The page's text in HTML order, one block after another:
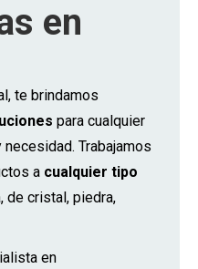
en
te brindamos
para cualquier
Trabajamos
a cualquier tipo
de cristal, piedra,
en